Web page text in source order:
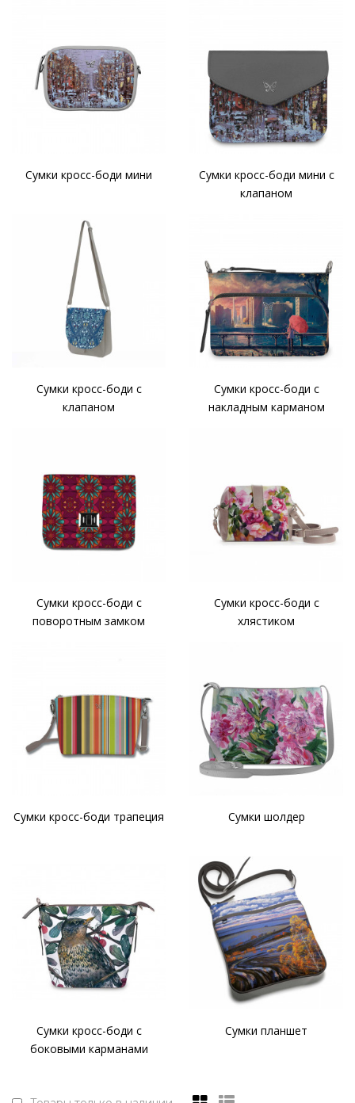
Сумки кросс-боди мини
Сумки кросс-боди мини с
клапаном
Сумки кросс-боди с
клапаном
Сумки кросс-боди с
накладным карманом
Сумки кросс-боди с
поворотным замком
Сумки кросс-боди с
хлястиком
Сумки кросс-боди трапеция Сумки шолдер
Сумки кросс-боди с
боковыми карманами
Сумки планшет